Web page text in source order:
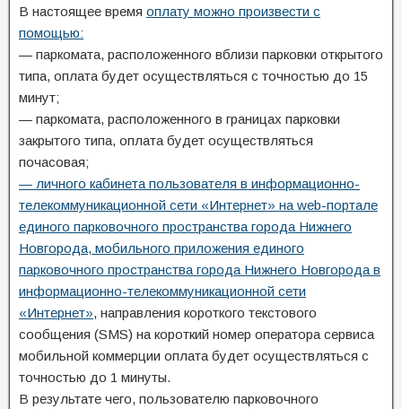
В настоящее время оплату можно произвести с
помощью:
— паркомата, расположенного вблизи парковки открытого
типа, оплата будет осуществляться с точностью до 15
минут;
— паркомата, расположенного в границах парковки
закрытого типа, оплата будет осуществляться
почасовая;
— личного кабинета пользователя в информационно-
телекоммуникационной сети «Интернет» на web-портале
единого парковочного пространства города Нижнего
Новгорода, мобильного приложения единого
парковочного пространства города Нижнего Новгорода в
информационно-телекоммуникационной сети
«Интернет», направления короткого текстового
сообщения (SMS) на короткий номер оператора сервиса
мобильной коммерции оплата будет осуществляться с
точностью до 1 минуты.
В результате чего, пользователю парковочного